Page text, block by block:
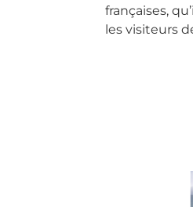
françaises,
les visiteurs